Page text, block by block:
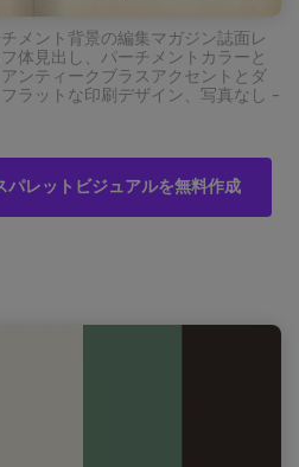
メント背景の編集マガジン誌面レ
体見出し、パーチメントカラーと
ンティークブラスアクセントとダ
ラットな印刷デザイン、写真なし -
パレットビジュアルを無料作成